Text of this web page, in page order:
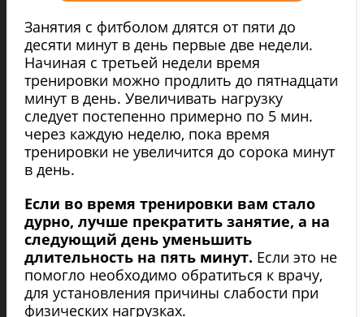
Занятия с фитболом длятся от пяти до
десяти минут в день первые две недели.
Начиная с третьей недели время
тренировки можно продлить до пятнадцати
минут в день. Увеличивать нагрузку
следует постепенно примерно по 5 мин.
через каждую неделю, пока время
тренировки не увеличится до сорока минут
в день.
Если во время тренировки вам стало
дурно, лучше прекратить занятие, а на
следующий день уменьшить
длительность на пять минут. Если это не
помогло необходимо обратиться к врачу,
для установления причины слабости при
физических нагрузках.